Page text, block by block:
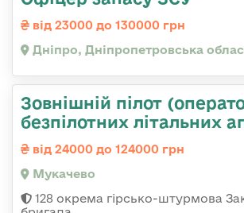
від 23000 до 130000 грн
Дніпро, Дніпропетровська
Зовнішній пілот
безпілотних літальних
від 24000 до 124000 грн
Мукачево
128 окрема гірсько-штурмова